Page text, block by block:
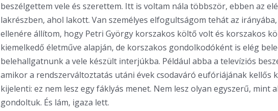
beszélgettem vele és szerettem. Itt is voltam nála többször, ebben az
lakrészben, ahol lakott. Van személyes elfogultságom tehát az
ellenére állítom, hogy Petri György korszakos költő volt és korszakos
kiemelkedő életműve alapján, de korszakos gondolkodóként is elég
belehallgatnunk a vele készült interjúkba. Például abba a televíziós
amikor a rendszerváltoztatás utáni évek csodaváró eufóriájának kellős
kijelenti: ez nem lesz egy fáklyás menet. Nem lesz olyan egyszerű, mint
gondoltuk. És lám, igaza lett.